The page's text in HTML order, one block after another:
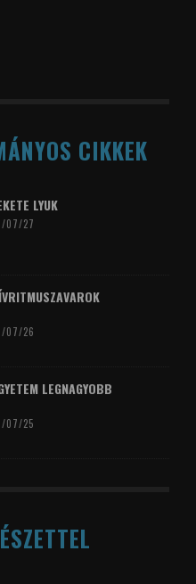
CIKKEK
LYUK
07/27
07/26
LEGNAGYOBB
07/25